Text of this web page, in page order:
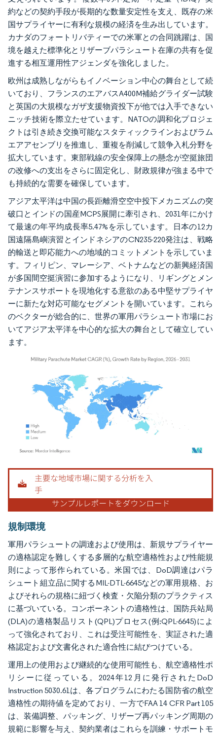
約などの契約手段が長期的な数量安定性を支え、既存の米
国サプライヤーに有利な規模の経済を生み出しています。
カナダのフォートリバティーでの米軍との合同跳躍は、国
境を越えた標準化とリザーブパラシュート在庫の共有を促
進する相互運用性アジェンダを強化しました。
欧州は成熟しながらもイノベーション中心の舞台として続
いており、フランスのエアバスA400M補給グライダー試験
と英国の大規模なガザ支援物資投下が他では入手できない
ニッチ技術を際立たせています。NATOの調和化プロジェ
クトは引き続き交換可能なスタティックラインおよびラム
エアアセンブリを推進し、重複を削減して競争入札分野を
拡大しています。東部戦線の安全保障上の懸念が空挺旅団
の改修への支出をさらに固定化し、財政規律が強まる中で
も持続的な需要を確保しています。
アジア太平洋は中国の長距離滑空空中投下メカニズムの突
破口とインドの国産MCPS展開に牽引され、2031年にかけ
て最速の年平均成長率5.47%を示しています。日本の12カ
国遠隔島嶼演習とインドネシアのCN235-220発注は、戦略
的輸送と即応能力への地域的コミットメントを示していま
す。フィリピン、マレーシア、ベトナムなどの新興経済国
が多国間空挺演習に参加するようになり、リギングとメン
テナンスサポートを現地化する意欲のある中堅サプライヤ
ーに新たな対応可能なセグメントを開いています。これら
のベクターが総合的に、世界の軍用パラシュート市場にお
いてアジア太平洋を中心的な拡大の舞台として確立してい
ます。
画像 © Mordor Intelligence。再利用にはCC BY 4.0の表示が必要です。
規制環境
軍用パラシュートの調達および使用は、新規サプライヤー
の適格認定を難しくする多層的な航空適格性および性能規
則によって形作られている。米国では、DoD調達はパラ
シュート組立品に関するMIL-DTL-6645などの軍用規格、お
よびそれらの規格に紐づく検査・欠陥分類のプラクティス
に基づいている。コンポーネントの適格性は、国防兵站局
(DLA)の適格製品リスト(QPL)プロセス(例:QPL-6645)によ
って強化されており、これは受注可能性を、実証された適
格認定および文書化された適合性に結びつけている。
運用上の使用および継続的な使用可能性も、航空適格性ポ
リシーに従っている。2024年12月に発行されたDoD
Instruction 5030.61は、各プログラムにわたる国防省の航空
適格性の期待値を定めており、一方でFAA 14 CFR Part 105
は、装備調整、パッキング、リザーブ再パッキング周期の
規範に影響を与え、契約業者はこれらを訓練・サポートモ